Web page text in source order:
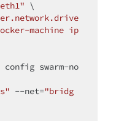
\
machine ip
config swarm-no
--net="bridg